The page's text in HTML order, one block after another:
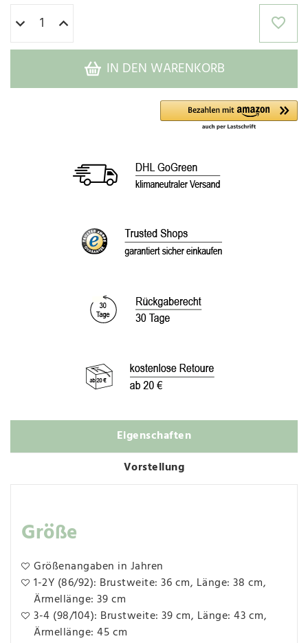
IN DEN WARENKORB
Eigenschaften
Vorstellung
Größe
Größenangaben in Jahren
1-2Y (86/92): Brustweite: 36 cm, Länge: 38 cm,
Ärmellänge: 39 cm
3-4 (98/104): Brustweite: 39 cm, Länge: 43 cm,
Ärmellänge: 45 cm